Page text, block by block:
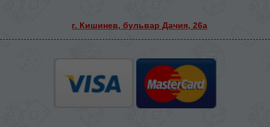
г. Кишинев, бульвар Дачия, 26а